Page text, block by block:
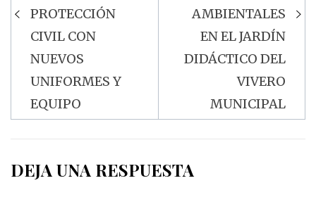
PROTECCIÓN
CIVIL CON
NUEVOS
UNIFORMES Y
EQUIPO
AMBIENTALES
EN EL JARDÍN
DIDÁCTICO DEL
VIVERO
MUNICIPAL
DEJA UNA RESPUESTA